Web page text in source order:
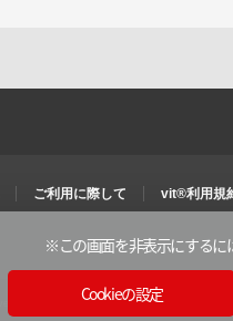
ご利用に際して vit®利用規
※この画面を非表示にするに
Cookieの設定